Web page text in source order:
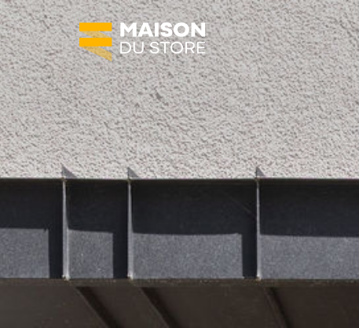
SOLUTIONS
Protections solaires
Fermetures
Agencement de terrasses
Automatisation
MAISON DU STORE